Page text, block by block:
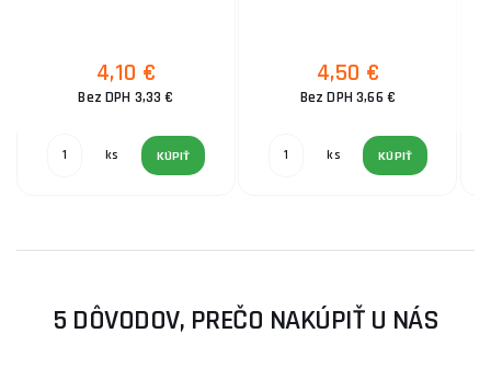
4,10 €
Bez DPH 3,33 €
ks KÚPIŤ
4,50 €
Bez DPH 3,66 €
ks KÚPIŤ
5 DÔVODOV, PREČO NAKÚPIŤ U NÁS